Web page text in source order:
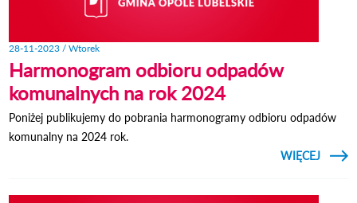
28-11-2023 / Wtorek
Harmonogram odbioru odpadów
komunalnych na rok 2024
Poniżej publikujemy do pobrania harmonogramy odbioru odpadów
komunalny na 2024 rok.
CZYTAJ
WIĘCEJ